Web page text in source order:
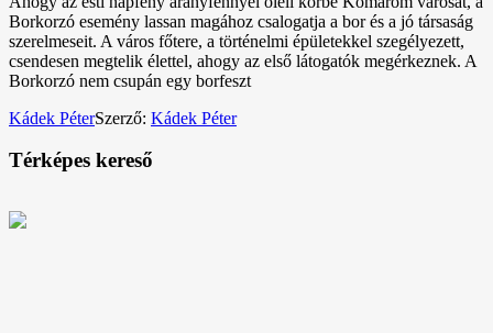
Borkorzó esemény lassan magához csalogatja a bor és a jó társaság
szerelmeseit. A város főtere, a történelmi épületekkel szegélyezett,
csendesen megtelik élettel, ahogy az első látogatók megérkeznek. A
Borkorzó nem csupán egy borfeszt
Kádek PéterSzerző: Kádek Péter
Térképes kereső